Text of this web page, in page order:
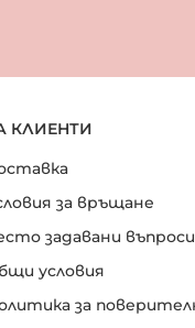
КЛИЕНТИ
за връщане
задавани въпроси
условия
за